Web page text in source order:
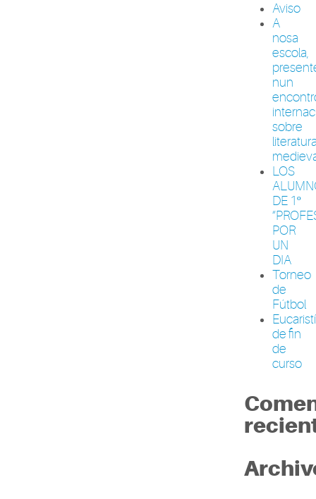
Aviso
A
nosa
escola,
nun
sobre
LOS
DE 1º
POR
UN
DIA
Torneo
de
Fútbol
de fin
de
curso